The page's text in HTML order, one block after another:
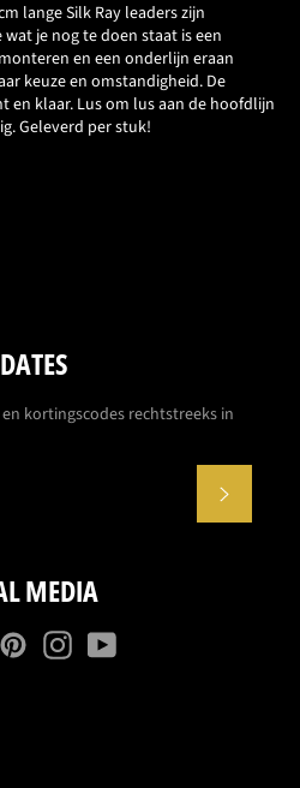
lange Silk Ray leaders zijn
je nog te doen staat is een
en een onderlijn eraan
keuze en omstandigheid. De
en klaar. Lus om lus aan de hoofdlijn
Geleverd per stuk!
kortingscodes rechtstreeks in
MEDIA
TwitterPinterestInstagram